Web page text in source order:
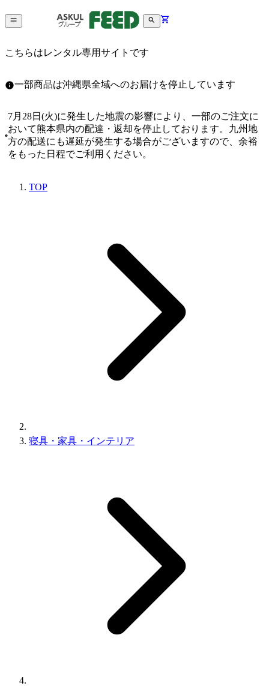
こちらはレンタル専用サイトです
一部商品は沖縄県全域へのお届けを停止しています
7月28日(火)に発生した地震の影響により、一部のご注文に
おいて熊本県内の配達・返却を停止しております。九州地
方の配送にも遅延が発生する場合がございますので、余裕
をもった日程でご利用ください。
TOP
寝具・家具・インテリア